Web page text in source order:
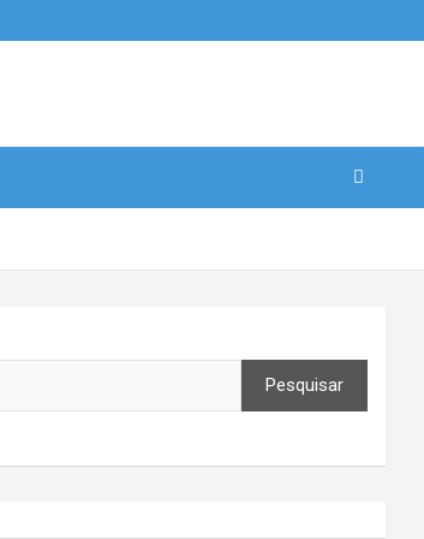
Pesquisar